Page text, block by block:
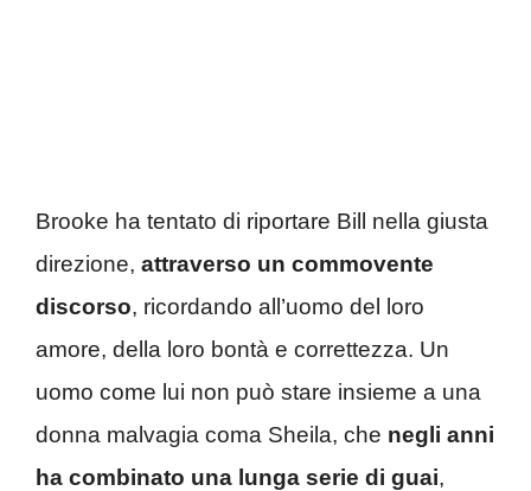
Brooke ha tentato di riportare Bill nella giusta
direzione, attraverso un commovente
discorso, ricordando all’uomo del loro
amore, della loro bontà e correttezza. Un
uomo come lui non può stare insieme a una
donna malvagia coma Sheila, che negli anni
ha combinato una lunga serie di guai,